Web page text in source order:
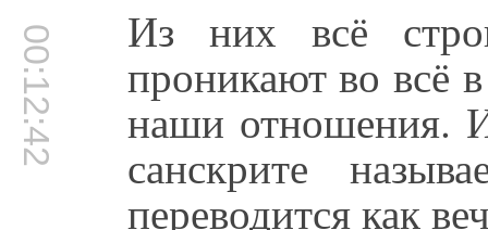
00:12:42 Из них всё
проникают во всё
наши отношения.
санскрите
переводится как